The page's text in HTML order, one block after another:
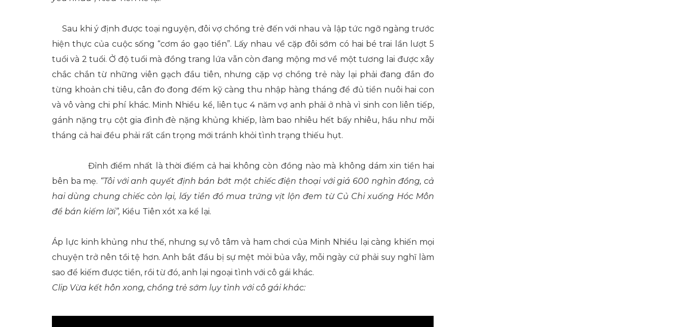
Sau khi ý định được toại nguyện, đôi vợ chồng trẻ đến với nhau và lập tức ngỡ ngàng trước
hiện thực của cuộc sống “cơm áo gạo tiền”. Lấy nhau về cặp đôi sớm có hai bé trai lần lượt 5
tuổi và 2 tuổi. Ở độ tuổi mà đồng trang lứa vẫn còn đang mộng mơ về một tương lai được xây
chắc chắn từ những viên gạch đầu tiên, nhưng cặp vợ chồng trẻ này lại phải đang đắn đo
từng khoản chi tiêu, cân đo đong đếm kỹ càng thu nhập hàng tháng để đủ tiền nuôi hai con
và vô vàng chi phí khác. Minh Nhiều kể, liên tục 4 năm vợ anh phải ở nhà vì sinh con liên tiếp,
gánh nặng trụ cột gia đình đè nặng khủng khiếp, làm bao nhiêu hết bấy nhiêu, hầu như mỗi
tháng cả hai đều phải rất cẩn trọng mới tránh khỏi tình trạng thiếu hụt.
Đỉnh điểm nhất là thời điểm cả hai không còn đồng nào mà không dám xin tiền hai
bên ba mẹ. “Tôi với anh quyết định bán bớt một chiếc điện thoại với giá 600 nghìn đồng, cả
hai dùng chung chiếc còn lại, lấy tiền đó mua trứng vịt lộn đem từ Củ Chi xuống Hóc Môn
để bán kiếm lời”, Kiều Tiên xót xa kể lại.
Áp lực kinh khủng như thế, nhưng sự vô tâm và ham chơi của Minh Nhiều lại càng khiến mọi
chuyện trở nên tồi tệ hơn. Anh bắt đầu bị sự mệt mỏi bủa vây, mỗi ngày cứ phải suy nghĩ làm
sao để kiếm được tiền, rồi từ đó, anh lại ngoại tình với cô gái khác.
Clip Vừa kết hôn xong, chồng trẻ sớm lụy tình với cô gái khác: